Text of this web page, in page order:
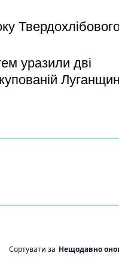
уразили дві